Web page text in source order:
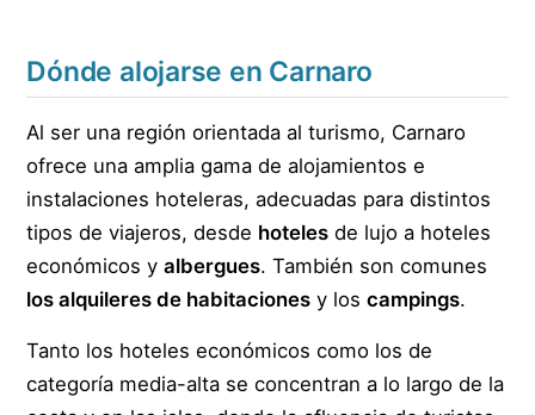
Dónde alojarse en Carnaro
Al ser una región orientada al turismo, Carnaro
ofrece una amplia gama de alojamientos e
instalaciones hoteleras, adecuadas para distintos
tipos de viajeros, desde hoteles de lujo a hoteles
económicos yalbergues. También son comunes
los alquileres de habitaciones y loscampings.
Tanto los hoteles económicos como los de
categoría media-alta se concentran a lo largo de la